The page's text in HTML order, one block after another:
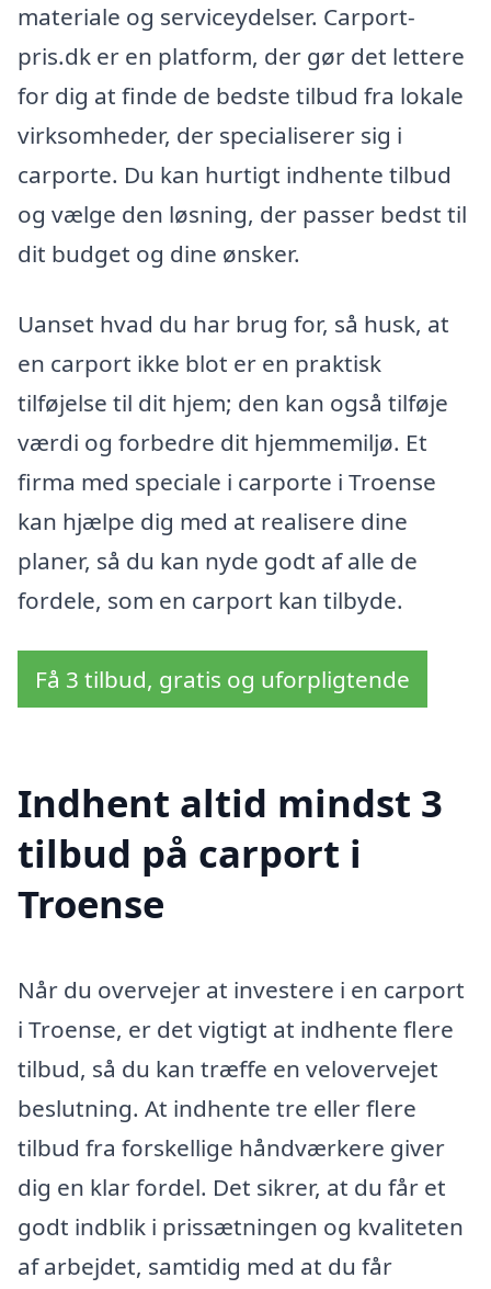
materiale og serviceydelser. Carport-
pris.dk er en platform, der gør det lettere
for dig at finde de bedste tilbud fra lokale
virksomheder, der specialiserer sig i
carporte. Du kan hurtigt indhente tilbud
og vælge den løsning, der passer bedst til
dit budget og dine ønsker.
Uanset hvad du har brug for, så husk, at
en carport ikke blot er en praktisk
tilføjelse til dit hjem; den kan også tilføje
værdi og forbedre dit hjemmemiljø. Et
firma med speciale i carporte i Troense
kan hjælpe dig med at realisere dine
planer, så du kan nyde godt af alle de
fordele, som en carport kan tilbyde.
Få 3 tilbud, gratis og uforpligtende
Indhent altid mindst 3
tilbud på carport i
Troense
Når du overvejer at investere i en carport
i Troense, er det vigtigt at indhente flere
tilbud, så du kan træffe en velovervejet
beslutning. At indhente tre eller flere
tilbud fra forskellige håndværkere giver
dig en klar fordel. Det sikrer, at du får et
godt indblik i prissætningen og kvaliteten
af arbejdet, samtidig med at du får